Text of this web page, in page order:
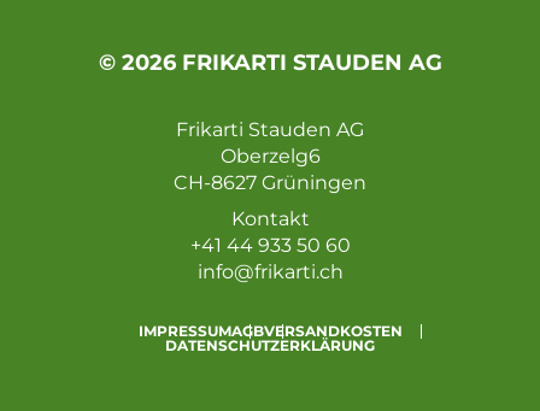
© 2026 FRIKARTI STAUDEN AG
Frikarti Stauden AG
Oberzelg6
CH-8627 Grüningen
Kontakt
+41 44 933 50 60
info@frikarti.ch
IMPRESSUMAGBVERSANDKOSTEN
DATENSCHUTZERKLÄRUNG